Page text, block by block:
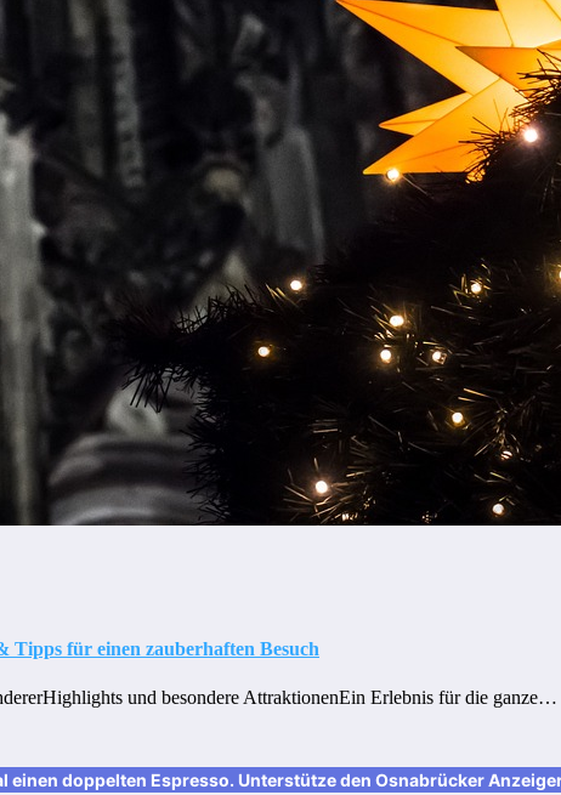
Tipps für einen zauberhaften Besuch
und besondere AttraktionenEin Erlebnis für die ganze…
doppelten Espresso. Unterstütze den Osnabrücker